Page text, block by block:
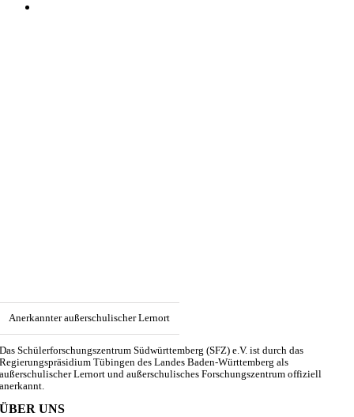
Anerkannter außerschulischer Lernort
Das Schülerforschungszentrum Südwürttemberg (SFZ) e.V. ist durch das
Regierungspräsidium Tübingen des Landes Baden-Württemberg als
außerschulischer Lernort und außerschulisches Forschungszentrum offiziell
anerkannt.
ÜBER UNS